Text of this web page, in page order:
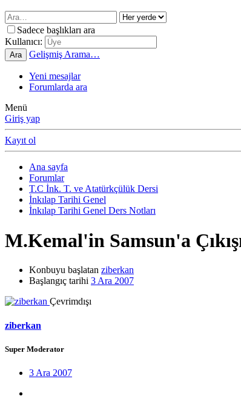
Sadece başlıkları ara
Kullanıcı:
Ara Gelişmiş Arama…
Yeni mesajlar
Forumlarda ara
Menü
Giriş yap
Kayıt ol
Ana sayfa
Forumlar
T.C İnk. T. ve Atatürkçülük Dersi
İnkılap Tarihi Genel
İnkılap Tarihi Genel Ders Notları
M.Kemal'in Samsun'a
Konbuyu başlatan ziberkan
Başlangıç tarihi 3 Ara 2007
Çevrimdışı
ziberkan
Super Moderator
3 Ara 2007